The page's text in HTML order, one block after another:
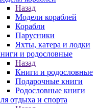
Назад
Модели кораблей
Корабли
Парусники
Яхты, катера и лодки
и родословные
Назад
Книги и родословные
Подарочные книги
Родословные книги
отдыха и спорта